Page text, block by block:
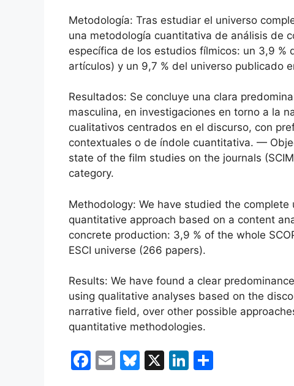
Metodología: Tras estudiar el universo
una metodología cuantitativa de análisis de
específica de los estudios fílmicos: un 3,9 %
artículos) y un 9,7 % del universo publicado
Resultados: Se concluye una clara
masculina, en investigaciones en torno a la
cualitativos centrados en el discurso, con
contextuales o de índole cuantitativa. —
state of the film studies on the journals
category.
Methodology: We have studied the
quantitative approach based on a content
concrete production: 3,9 % of the whole
ESCI universe (266 papers).
Results: We have found a clear
using qualitative analyses based on the
narrative field, over other possible
quantitative methodologies.
F
E
Bl X
Li